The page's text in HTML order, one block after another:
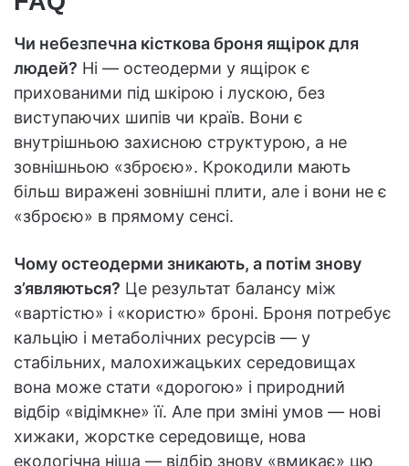
Чи небезпечна кісткова броня ящірок для
людей? Ні — остеодерми у ящірок є
прихованими під шкірою і лускою, без
виступаючих шипів чи країв. Вони є
внутрішньою захисною структурою, а не
зовнішньою «зброєю». Крокодили мають
більш виражені зовнішні плити, але і вони не є
«зброєю» в прямому сенсі.
Чому остеодерми зникають, а потім знову
з’являються? Це результат балансу між
«вартістю» і «користю» броні. Броня потребує
кальцію і метаболічних ресурсів — у
стабільних, малохижацьких середовищах
вона може стати «дорогою» і природний
відбір «відімкне» її. Але при зміні умов — нові
хижаки, жорстке середовище, нова
екологічна ніша — відбір знову «вмикає» цю